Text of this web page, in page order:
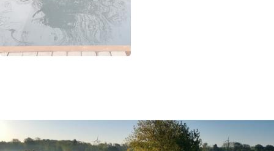
Vous avez un projet ?
Nous Contacter